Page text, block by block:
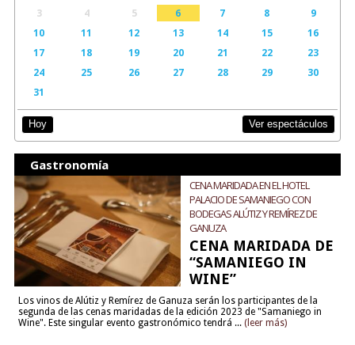
3
4 5 6 7 8
9
10
11 12 13 14 15
16
17
18 19 20 21 22
23
24
25 26 27 28 29
30
31
Hoy Ver espectáculos
Gastronomía
CENA MARIDADA EN EL HOTEL
PALACIO DE SAMANIEGO CON
BODEGAS ALÚTIZ Y REMÍREZ DE
GANUZA
CENA MARIDADA DE
“SAMANIEGO IN
WINE”
Los vinos de Alútiz y Remírez de Ganuza serán los participantes de la
segunda de las cenas maridadas de la edición 2023 de "Samaniego in
Wine". Este singular evento gastronómico tendrá ... (leer más)